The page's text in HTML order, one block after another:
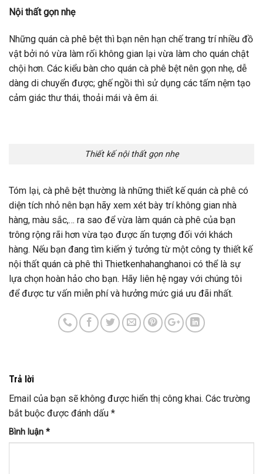
Nội thất gọn nhẹ
Những quán cà phê bệt thì bạn nên hạn chế trang trí nhiều đồ
vật bởi nó vừa làm rối không gian lại vừa làm cho quán chật
chội hơn. Các kiểu bàn cho quán cà phê bệt nên gọn nhẹ, dễ
dàng di chuyển được; ghế ngồi thì sử dụng các tấm nệm tạo
cảm giác thư thái, thoải mái và êm ái.
Thiết kế nội thất gọn nhẹ
Tóm lại, cà phê bệt thường là những thiết kế quán cà phê có
diện tích nhỏ nên bạn hãy xem xét bày trí không gian nhà
hàng, màu sắc,… ra sao để vừa làm quán cà phê của bạn
trông rộng rãi hơn vừa tạo được ấn tượng đối với khách
hàng. Nếu bạn đang tìm kiếm ý tưởng từ một công ty thiết kế
nội thất quán cà phê thì Thietkenhahanghanoi có thể là sự
lựa chọn hoàn hảo cho bạn. Hãy liên hệ ngay với chúng tôi
để được tư vấn miễn phí và hưởng mức giá ưu đãi nhất.
Trả lời
Email của bạn sẽ không được hiển thị công khai. Các trường
bắt buộc được đánh dấu *
Bình luận *